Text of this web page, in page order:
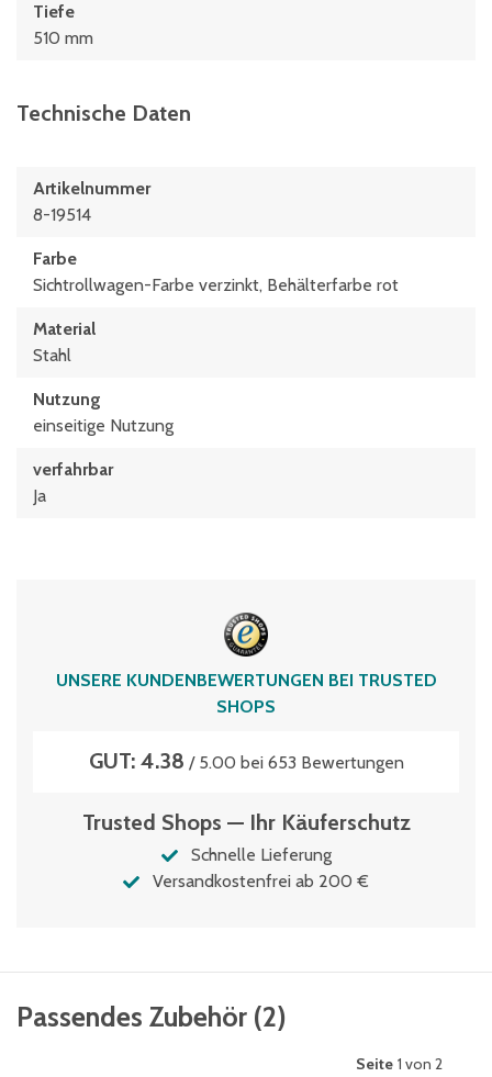
Tiefe
510 mm
Technische Daten
Artikelnummer
8-19514
Farbe
Sichtrollwagen-Farbe verzinkt, Behälterfarbe rot
Material
Stahl
Nutzung
einseitige Nutzung
verfahrbar
Ja
UNSERE KUNDENBEWERTUNGEN BEI TRUSTED
SHOPS
GUT: 4.38 / 5.00 bei 653 Bewertungen
Trusted Shops — Ihr Käuferschutz
Schnelle Lieferung
Versandkostenfrei ab 200 €
Passendes Zubehör (2)
Seite 1 von 2